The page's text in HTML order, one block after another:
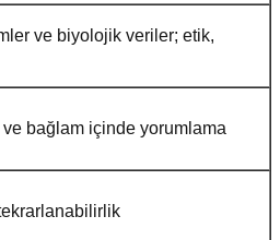
ve biyolojik veriler; etik,
ve bağlam içinde yorumlama